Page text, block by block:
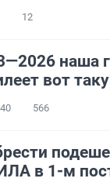
12
наша
вот
566
в 1-м